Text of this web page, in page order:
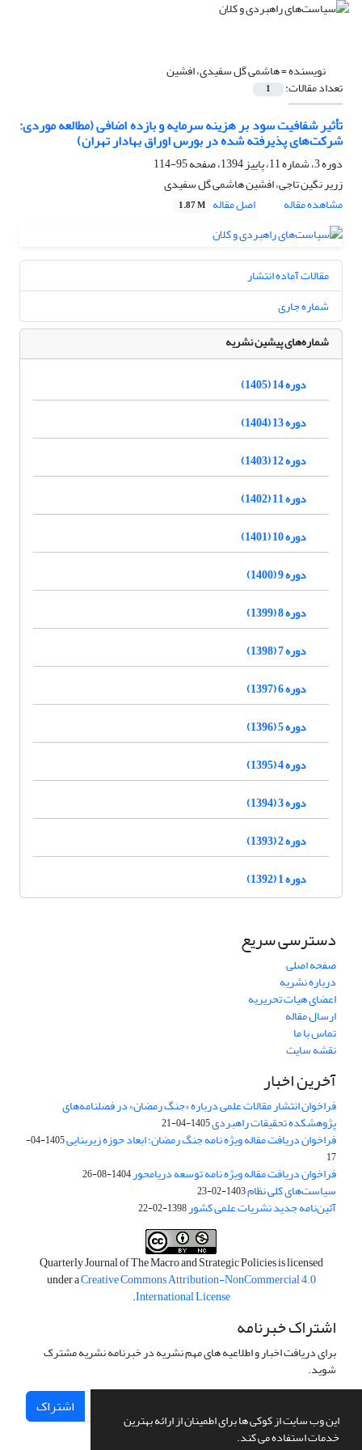
این وب سایت از کوکی ها برای اطمینان از ارائه بهترین
خدمات استفاده می کند.
نویسنده =هاشمی گل سفیدی، افشین
تعداد مقالات: 1
تأثیر شفافیت سود بر هزینه سرمایه و بازده اضافی (مطالعه موردی:
شرکت‌های پذیرفته شده در بورس اوراق بهادار تهران)
دوره 3، شماره 11، پاییز 1394، صفحه
95-114
زریر نگین تاجی، افشین هاشمی گل سفیدی
مشاهده مقاله
اصل مقاله 1.87 M
مقالات آماده انتشار
شماره جاری
شماره‌های پیشین نشریه
دوره 14 (1405)
دوره 13 (1404)
دوره 12 (1403)
دوره 11 (1402)
دوره 10 (1401)
دوره 9 (1400)
دوره 8 (1399)
دوره 7 (1398)
دوره 6 (1397)
دوره 5 (1396)
دوره 4 (1395)
دوره 3 (1394)
دوره 2 (1393)
دوره 1 (1392)
دسترسی سریع
صفحه اصلی
درباره نشریه
اعضای هیات تحریریه
ارسال مقاله
تماس با ما
نقشه سایت
آخرین اخبار
فراخوان انتشار مقالات علمی درباره «جنگ رمضان» در فصلنامه‌های
پژوهشکده تحقیقات راهبردی1405-04-21
فراخوان دریافت مقاله ویژه نامه جنگ رمضان؛ ابعاد حوزه زیربنایی
1405-04-
17
فراخوان دریافت مقاله ویژه نامه توسعه دریامحور1404-08-26
سیاست‌های کلی نظام1403-02-23
آئین‌نامه جدید نشریات علمی کشور1398-02-22
Quarterly Journal of The Macro and Strategic Policies is licensed
under aCreative Commons Attribution-NonCommercial 4.0
International License
.
اشتراک خبرنامه
برای دریافت اخبار و اطلاعیه های مهم نشریه در خبرنامه نشریه مشترک
شوید.
اشتراک